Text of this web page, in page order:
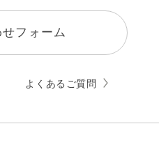
フォーム
よくあるご質問